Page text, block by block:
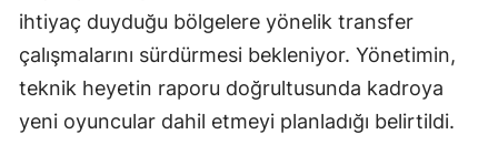
ihtiyaç duyduğu bölgelere yönelik transfer
çalışmalarını sürdürmesi bekleniyor. Yönetimin,
teknik heyetin raporu doğrultusunda kadroya
yeni oyuncular dahil etmeyi planladığı belirtildi.